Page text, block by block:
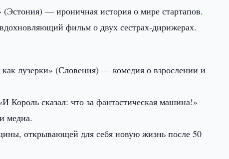
— ироничная история о мире стартапов.
фильм о двух сестрах-дирижерах.
лузерки» (Словения) — комедия о взрослении и
сказал: что за фантастическая машина!»
медиа.
открывающей для себя новую жизнь после 50